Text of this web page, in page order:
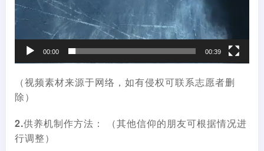
00:00 00:39
（视频素材来源于网络，如有侵权可联系志愿者删
除）
2.供养机制作方法：
（其他信仰的朋友可根据情况进
行调整）